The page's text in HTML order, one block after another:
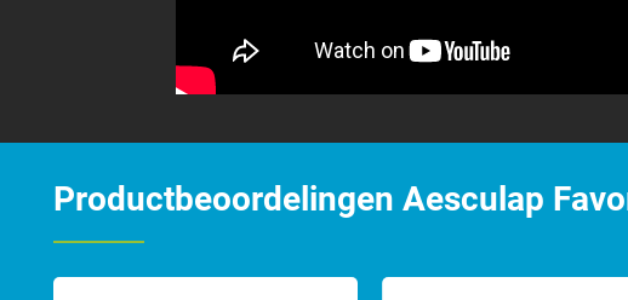
Productbeoordelingen Aesculap